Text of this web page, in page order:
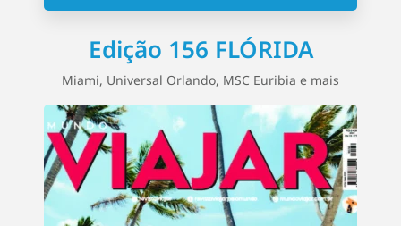
Edição 156 FLÓRIDA
Miami, Universal Orlando, MSC Euribia e mais